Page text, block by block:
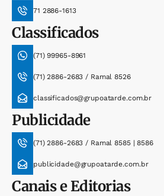
71 2886-1613
Classificados
(71) 99965-8961
(71) 2886-2683 / Ramal 8526
classificados@grupoatarde.com.br
Publicidade
(71) 2886-2683 / Ramal 8585 | 8586
publicidade@grupoatarde.com.br
Canais e Editorias